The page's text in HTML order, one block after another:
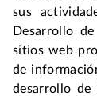
sus
Desarrollo
sitios web
de
desarrollo de